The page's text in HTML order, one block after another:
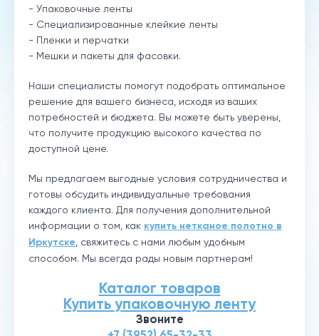
- Упаковочные ленты
- Специализированные клейкие ленты
- Пленки и перчатки
- Мешки и пакеты для фасовки.
Наши специалисты помогут подобрать оптимальное
решение для вашего бизнеса, исходя из ваших
потребностей и бюджета. Вы можете быть уверены,
что получите продукцию высокого качества по
доступной цене.
Мы предлагаем выгодные условия сотрудничества и
готовы обсудить индивидуальные требования
каждого клиента. Для получения дополнительной
информации о том, как купить нетканое полотно в
Иркутске, свяжитесь с нами любым удобным
способом. Мы всегда рады новым партнерам!
Каталог товаров
Купить упаковочную ленту
Звоните